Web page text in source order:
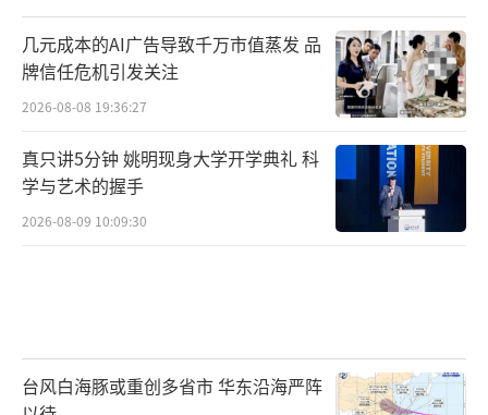
几元成本的AI广告导致千万市值蒸发 品
牌信任危机引发关注
2026-08-08 19:36:27
真只讲5分钟 姚明现身大学开学典礼 科
学与艺术的握手
2026-08-09 10:09:30
台风白海豚或重创多省市 华东沿海严阵